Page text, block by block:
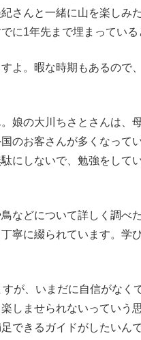
さんと一緒に山を楽しみ
に1年先まで埋まっている
よ。暇な時期もあるので
娘の大川ちさとさんは、
のお客さんが多くなって
にしないで、勉強をして
などについて詳しく調べ
寧に綴られています。学
すが、いまだに自信がな
しませられないっていう
できるガイドがしたいんで